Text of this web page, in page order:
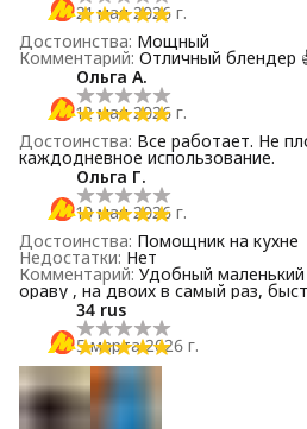
21 мая 2026 г.
Достоинства: Мощный
Комментарий: Отличный блендер
Ольга А.
12 мая 2026 г.
Достоинства: Все работает. Не
каждодневное использование.
Ольга Г.
10 мая 2026 г.
Достоинства: Помощник на кухне
Недостатки: Нет
Комментарий: Удобный маленький
ораву , на двоих в самый раз,
34 rus
5 марта 2026 г.